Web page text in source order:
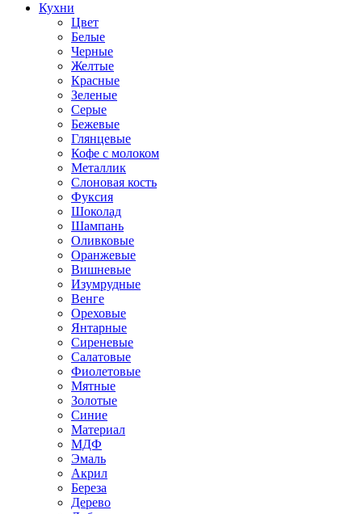
Кухни
Цвет
Белые
Черные
Желтые
Красные
Зеленые
Серые
Бежевые
Глянцевые
Кофе с молоком
Металлик
Слоновая кость
Фуксия
Шоколад
Шампань
Оливковые
Оранжевые
Вишневые
Изумрудные
Венге
Ореховые
Янтарные
Сиреневые
Салатовые
Фиолетовые
Мятные
Золотые
Синие
Материал
МДФ
Эмаль
Акрил
Береза
Дерево